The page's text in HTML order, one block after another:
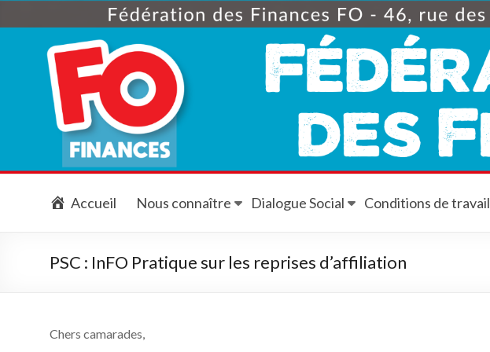
Accueil Nous connaître Dialogue Social Conditions de travail
PSC : InFO Pratique sur les reprises d’affiliation
Chers camarades,